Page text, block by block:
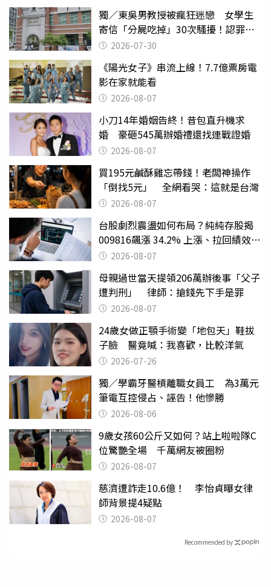
獨／東吳男教授被瘋狂迷戀 女學生
寄信「分屍吃掉」30次騷擾！認罪免
關 2026-07-30
《陽光女子》串流上線！7.7億票房電
影在家就能看
2026-08-07
小刀14年婚姻告終！昔包直升機求
婚 豪砸545萬辦婚禮還找連戰證婚
2026-08-07
買195元鹹酥雞忘帶錢！老闆神操作
「倒找5元」 全網看哭：這就是台灣
2026-08-07
台股劇烈震盪如何布局？純純存股揭
009816飆漲 34.2% 上漲、拉回績效勝
主動式ETF
2026-08-07
母親過世當天提領206萬辦後事「父子
遭判刑」 律師：搶錢先下手是罪
2026-08-07
24歲女做正顎手術變「地包天」鞋拔
子臉 醫竟喊：我喜歡，比較洋氣
2026-07-26
獨／學霸牙醫槓離職女員工 為3萬元
筆電互控侵占、誣告！他慘勝
2026-08-06
9歲女孩60公斤又如何？站上啦啦隊C
位驚艷全場 千萬網友被圈粉
2026-08-07
慈濟遭詐走10.6億！ 李怡貞曝女律
師背景提4疑點
2026-08-07
Recommended by